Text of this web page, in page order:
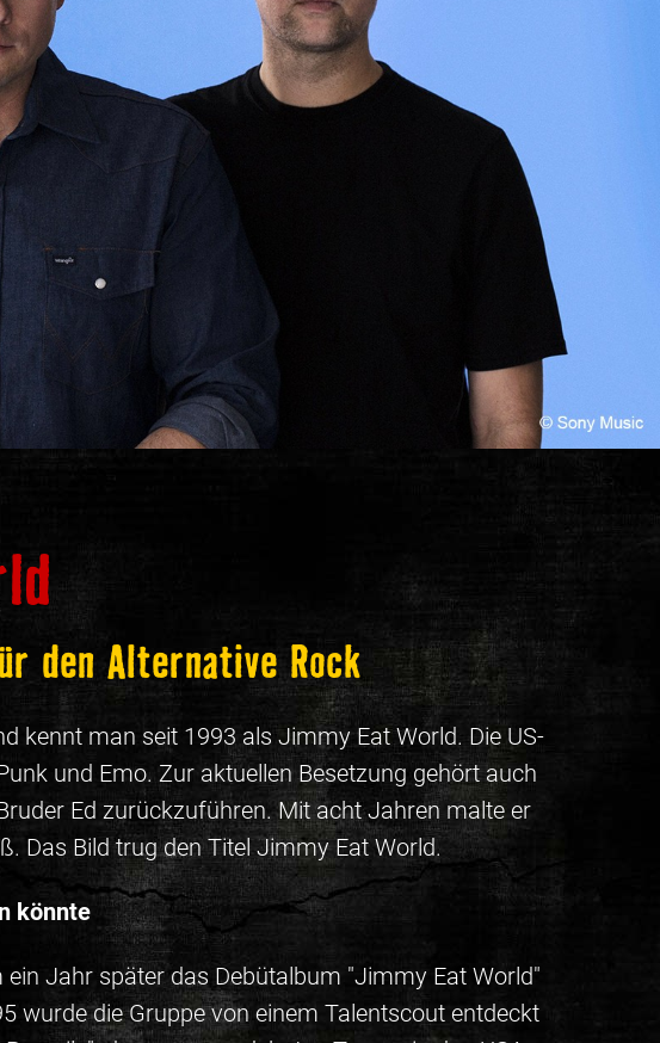
den Alternative Rock
kennt man seit 1993 als Jimmy Eat World. Die US-
und Emo. Zur aktuellen Besetzung gehört auch
Ed zurückzuführen. Mit acht Jahren malte er
Das Bild trug den Titel Jimmy Eat World.
könnte
Jahr später das Debütalbum "Jimmy Eat World"
wurde die Gruppe von einem Talentscout entdeckt